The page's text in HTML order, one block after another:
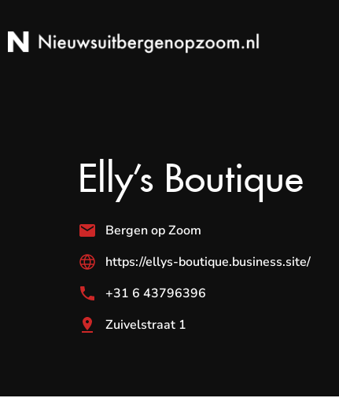
Elly’s Boutique
Bergen op Zoom
https://ellys-boutique.business.site/
+31 6 43796396
Zuivelstraat 1